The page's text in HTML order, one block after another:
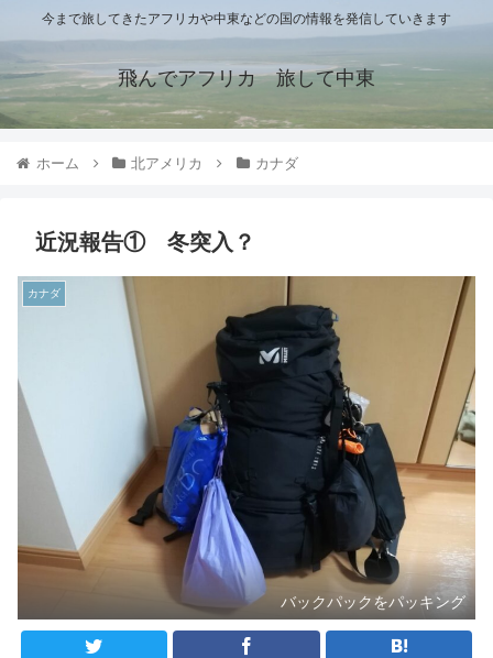
今まで旅してきたアフリカや中東などの国の情報を発信していきます
飛んでアフリカ 旅して中東
ホーム 北アメリカ カナダ
近況報告① 冬突入？
カナダ
バックパックをパッキング